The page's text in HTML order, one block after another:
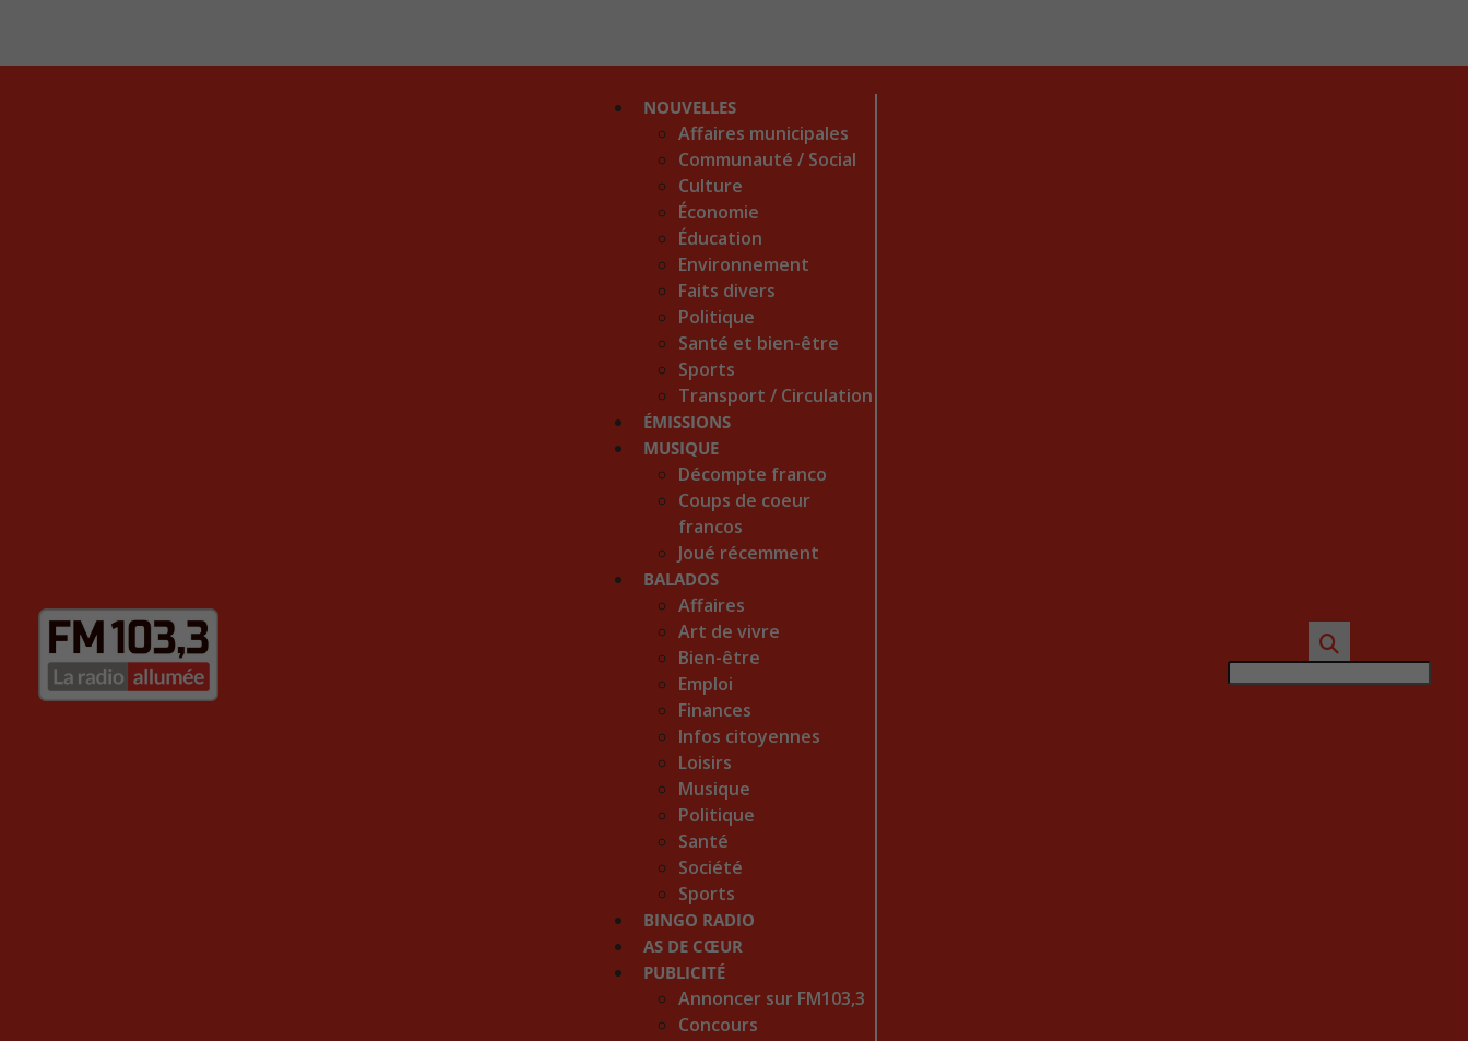
NOUVELLES
Affaires municipales
Communauté / Social
Culture
Économie
Éducation
Environnement
Faits divers
Politique
Santé et bien-être
Sports
Transport / Circulation
ÉMISSIONS
MUSIQUE
Décompte franco
Coups de coeur
francos
Joué récemment
BALADOS
Affaires
Art de vivre
Bien-être
Emploi
Finances
Infos citoyennes
Loisirs
Musique
Politique
Santé
Société
Sports
BINGO RADIO
AS DE CŒUR
PUBLICITÉ
Annoncer sur FM103,3
Concours